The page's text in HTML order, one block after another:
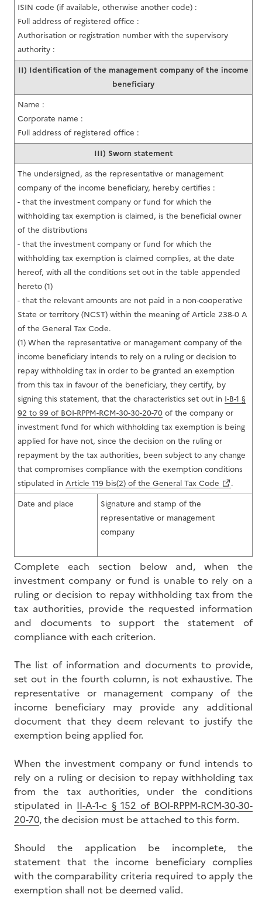
ISIN code (if available, otherwise another code) :
Full address of registered office :
Authorisation or registration number with the supervisory
authority :
II) Identification of the management company of the income
beneficiary
Name :
Corporate name :
Full address of registered office :
III) Sworn statement
The undersigned, as the representative or management
company of the income beneficiary, hereby certifies :
- that the investment company or fund for which the
withholding tax exemption is claimed, is the beneficial owner
of the distributions
- that the investment company or fund for which the
withholding tax exemption is claimed complies, at the date
hereof, with all the conditions set out in the table appended
hereto (1)
- that the relevant amounts are not paid in a non-cooperative
State or territory (NCST) within the meaning of Article 238-0 A
of the General Tax Code.
(1) When the representative or management company of the
income beneficiary intends to rely on a ruling or decision to
repay withholding tax in order to be granted an exemption
from this tax in favour of the beneficiary, they certify, by
signing this statement, that the characteristics set out in I-B-1 §
92 to 99 of BOI-RPPM-RCM-30-30-20-70 of the company or
investment fund for which withholding tax exemption is being
applied for have not, since the decision on the ruling or
repayment by the tax authorities, been subject to any change
that compromises compliance with the exemption conditions
stipulated in Article 119 bis(2) of the General Tax Code
.
Date and place
Signature and stamp of the
representative or management
company
Complete each section below and, when the
investment company or fund is unable to rely on a
ruling or decision to repay withholding tax from the
tax authorities, provide the requested information
and documents to support the statement of
compliance with each criterion.
The list of information and documents to provide,
set out in the fourth column, is not exhaustive. The
representative or management company of the
income beneficiary may provide any additional
document that they deem relevant to justify the
exemption being applied for.
When the investment company or fund intends to
rely on a ruling or decision to repay withholding tax
from the tax authorities, under the conditions
stipulated in II-A-1-c § 152 of BOI-RPPM-RCM-30-30-
20-70, the decision must be attached to this form.
Should the application be incomplete, the
statement that the income beneficiary complies
with the comparability criteria required to apply the
exemption shall not be deemed valid.